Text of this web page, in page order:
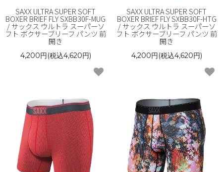
SAXX ULTRA SUPER SOFT
BOXER BRIEF FLY SXBB30F-MUG
/ サックス ウルトラ スーパーソ
フト ボクサーブリーフ パンツ 前
開き
4,200円(税込4,620円)
SAXX ULTRA SUPER SOFT
BOXER BRIEF FLY SXBB30F-HTG
/ サックス ウルトラ スーパーソ
フト ボクサーブリーフ パンツ 前
開き
4,200円(税込4,620円)